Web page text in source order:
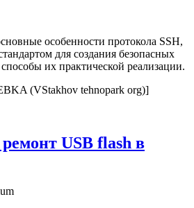
особенности протокола SSH,
для создания безопасных
их практической реализации.
(VStakhov tehnopark org)]
USB flash в